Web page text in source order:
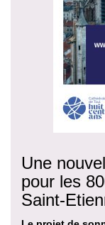
Une
pour les
Saint-